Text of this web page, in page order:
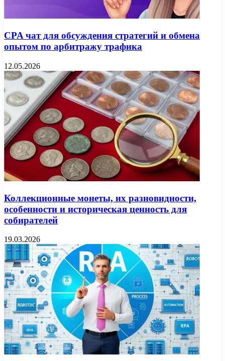
CPA чат для обсуждения стратегий и обмена
опытом по арбитражу трафика
12.05.2026
Коллекционные монеты, их разновидности,
особенности и историческая ценность для
собирателей
19.03.2026